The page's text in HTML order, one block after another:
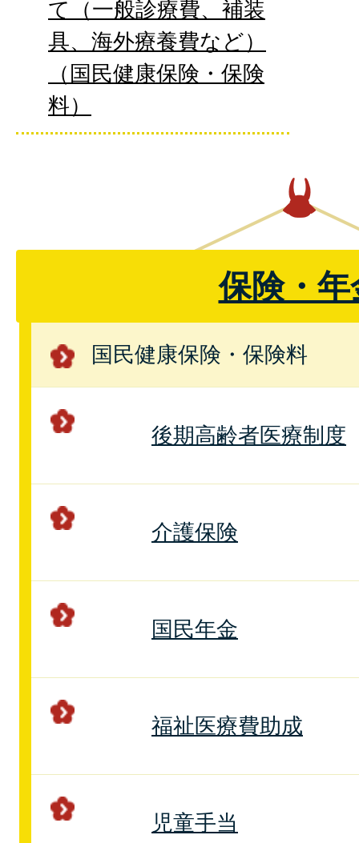
て（一般診療費、補装
具、海外療養費など）
（国民健康保険・保険
料）
保険・年
国民健康保険・保険料
後期高齢者医療制度
介護保険
国民年金
福祉医療費助成
児童手当